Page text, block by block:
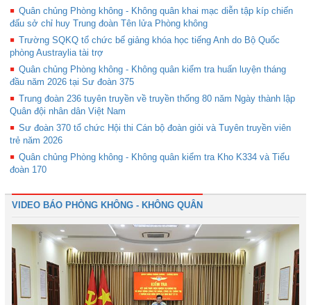
Quân chủng Phòng không - Không quân khai mạc diễn tập kíp chiến
đấu sở chỉ huy Trung đoàn Tên lửa Phòng không
Trường SQKQ tổ chức bế giảng khóa học tiếng Anh do Bộ Quốc
phòng Austraylia tài trợ
Quân chủng Phòng không - Không quân kiểm tra huấn luyện tháng
đầu năm 2026 tại Sư đoàn 375
Trung đoàn 236 tuyên truyền về truyền thống 80 năm Ngày thành lập
Quân đội nhân dân Việt Nam
Sư đoàn 370 tổ chức Hội thi Cán bộ đoàn giỏi và Tuyên truyền viên
trẻ năm 2026
Quân chủng Phòng không - Không quân kiểm tra Kho K334 và Tiểu
đoàn 170
VIDEO BÁO PHÒNG KHÔNG - KHÔNG QUÂN